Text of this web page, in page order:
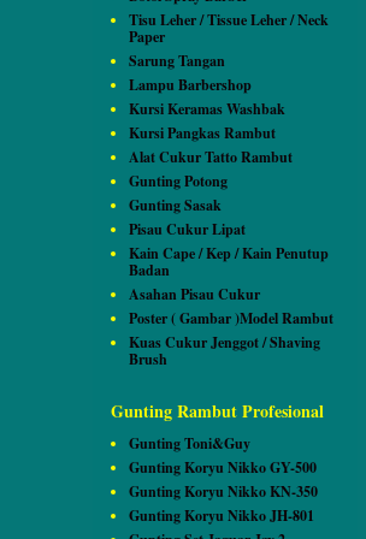
Tisu Leher / Tissue Leher / Neck
Paper
Sarung Tangan
Lampu Barbershop
Kursi Keramas Washbak
Kursi Pangkas Rambut
Alat Cukur Tatto Rambut
Gunting Potong
Gunting Sasak
Pisau Cukur Lipat
Kain Cape / Kep / Kain Penutup
Badan
Asahan Pisau Cukur
Poster ( Gambar )Model Rambut
Kuas Cukur Jenggot / Shaving
Brush
Gunting Rambut Profesional
Gunting Toni&Guy
Gunting Koryu Nikko GY-500
Gunting Koryu Nikko KN-350
Gunting Koryu Nikko JH-801